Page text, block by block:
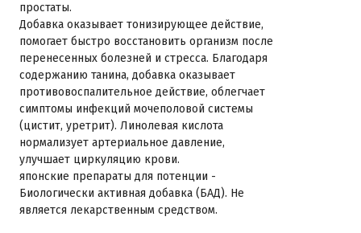
простаты.
Добавка оказывает тонизирующее действие,
помогает быстро восстановить организм после
перенесенных болезней и стресса. Благодаря
содержанию танина, добавка оказывает
противовоспалительное действие, облегчает
симптомы инфекций мочеполовой системы
(цистит, уретрит). Линолевая кислота
нормализует артериальное давление,
улучшает циркуляцию крови.
японские препараты для потенции -
Биологически активная добавка (БАД). Не
является лекарственным средством.